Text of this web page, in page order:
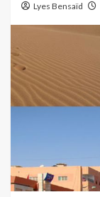
Lyes Bensaïd